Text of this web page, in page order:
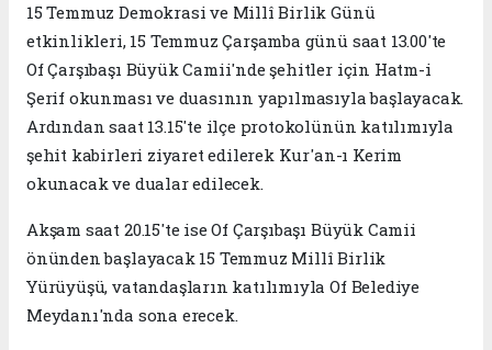
15 Temmuz Demokrasi ve Millî Birlik Günü
etkinlikleri, 15 Temmuz Çarşamba günü saat 13.00'te
Of Çarşıbaşı Büyük Camii'nde şehitler için Hatm-i
Şerif okunması ve duasının yapılmasıyla başlayacak.
Ardından saat 13.15'te ilçe protokolünün katılımıyla
şehit kabirleri ziyaret edilerek Kur'an-ı Kerim
okunacak ve dualar edilecek.
Akşam saat 20.15'te ise Of Çarşıbaşı Büyük Camii
önünden başlayacak 15 Temmuz Millî Birlik
Yürüyüşü, vatandaşların katılımıyla Of Belediye
Meydanı'nda sona erecek.